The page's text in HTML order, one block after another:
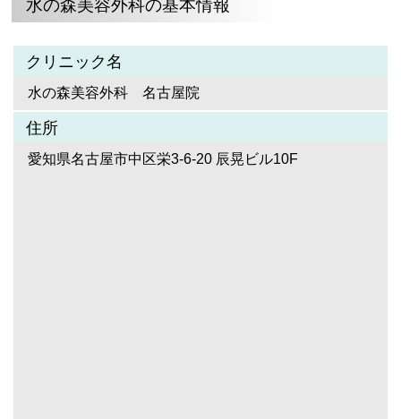
水の森美容外科の基本情報
クリニック名
水の森美容外科 名古屋院
住所
愛知県名古屋市中区栄3-6-20 辰晃ビル10F